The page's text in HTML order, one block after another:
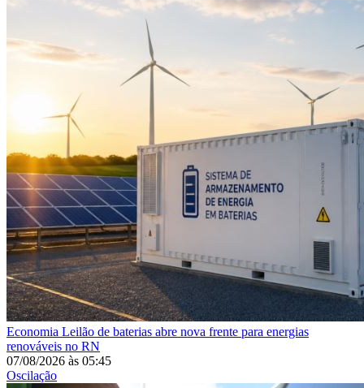
Economia Leilão de baterias abre nova frente para energias
renováveis no RN
07/08/2026 às 05:45
Oscilação